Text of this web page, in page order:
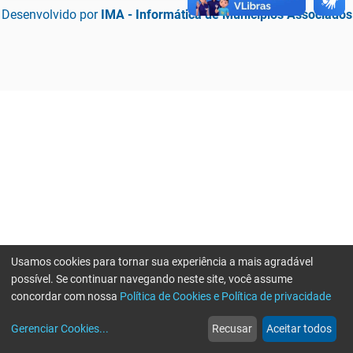
Desenvolvido por IMA - Informática de Municípios Associados
web
Notícias
more_horiz
Mais
Usamos cookies para tornar sua experiência a mais agradável
possível. Se continuar navegando neste site, você assume
concordar com nossa Política de Cookies e Política de privacidade
Gerenciar Cookies... Recusar Aceitar todos
Erro ao enviar informações, por favor tente novamente